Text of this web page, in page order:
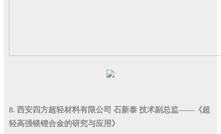
8. 西安四方超轻材料有限公司 石新泰 技术副总监——《超
轻高强镁锂合金的研究与应用》